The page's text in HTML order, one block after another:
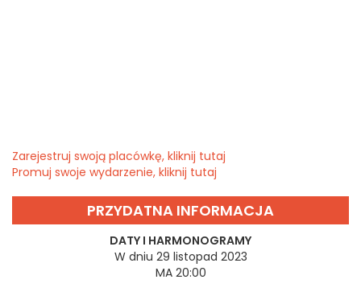
Zarejestruj swoją placówkę, kliknij tutaj
Promuj swoje wydarzenie, kliknij tutaj
PRZYDATNA INFORMACJA
DATY I HARMONOGRAMY
W dniu 29 listopad 2023
MA 20:00